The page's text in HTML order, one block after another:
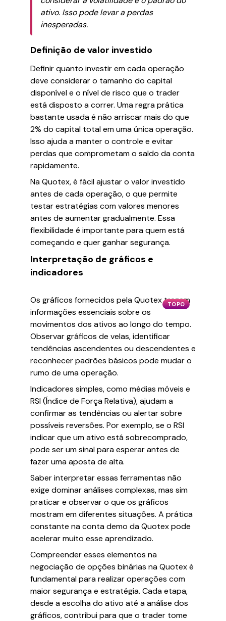
ativo. Isso pode levar a perdas
inesperadas.
Definição de valor investido
Definir quanto investir em cada operação
deve considerar o tamanho do capital
disponível e o nível de risco que o trader
está disposto a correr. Uma regra prática
bastante usada é não arriscar mais do que
2% do capital total em uma única operação.
Isso ajuda a manter o controle e evitar
perdas que comprometam o saldo da conta
rapidamente.
Na Quotex, é fácil ajustar o valor investido
antes de cada operação, o que permite
testar estratégias com valores menores
antes de aumentar gradualmente. Essa
flexibilidade é importante para quem está
começando e quer ganhar segurança.
Interpretação de gráficos e
indicadores
TOPO
Os gráficos fornecidos pela Quotex trazem
informações essenciais sobre os
movimentos dos ativos ao longo do tempo.
Observar gráficos de velas, identificar
tendências ascendentes ou descendentes e
reconhecer padrões básicos pode mudar o
rumo de uma operação.
Indicadores simples, como médias móveis e
RSI (Índice de Força Relativa), ajudam a
confirmar as tendências ou alertar sobre
possíveis reversões. Por exemplo, se o RSI
indicar que um ativo está sobrecomprado,
pode ser um sinal para esperar antes de
fazer uma aposta de alta.
Saber interpretar essas ferramentas não
exige dominar análises complexas, mas sim
praticar e observar o que os gráficos
mostram em diferentes situações. A prática
constante na conta demo da Quotex pode
acelerar muito esse aprendizado.
Compreender esses elementos na
negociação de opções binárias na Quotex é
fundamental para realizar operações com
maior segurança e estratégia. Cada etapa,
desde a escolha do ativo até a análise dos
gráficos, contribui para que o trader tome